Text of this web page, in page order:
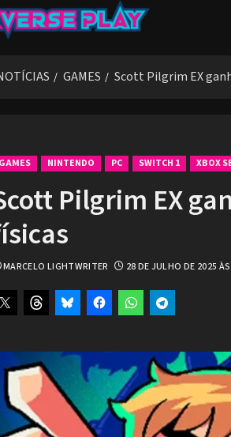
GAMES Scott Pilgrim EX
GAMES NINTENDO PC SWITCH 1 XBOX
Pilgrim EX
MARCELO LIGHTWRITER 28 DE JULHO DE 2025